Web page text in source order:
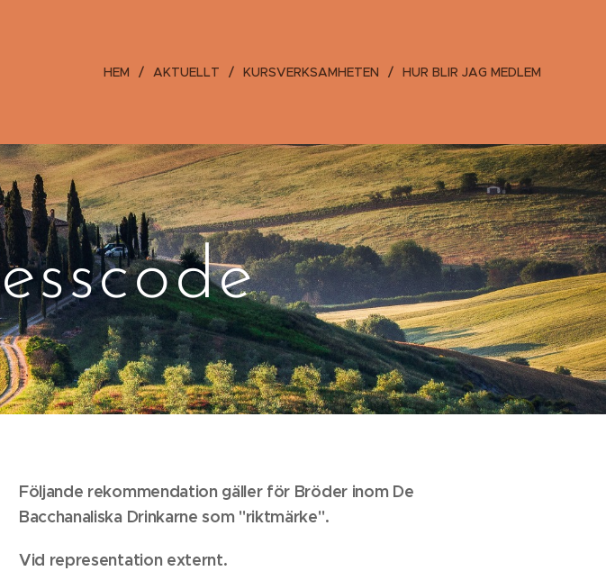
HEM AKTUELLT KURSVERKSAMHETEN HUR BLIR JAG MEDLEM
Följande rekommendation gäller för Bröder inom De
Bacchanaliska Drinkarne som "riktmärke".
Vid representation externt.